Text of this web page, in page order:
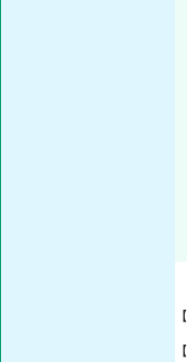
【
【